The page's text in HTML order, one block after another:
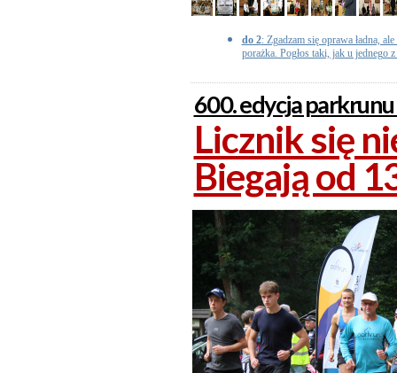
do 2: Zgadzam się oprawa ładna,
porażka. Pogłos taki, jak u jednego
600. edycja
Licznik się
Biegają od